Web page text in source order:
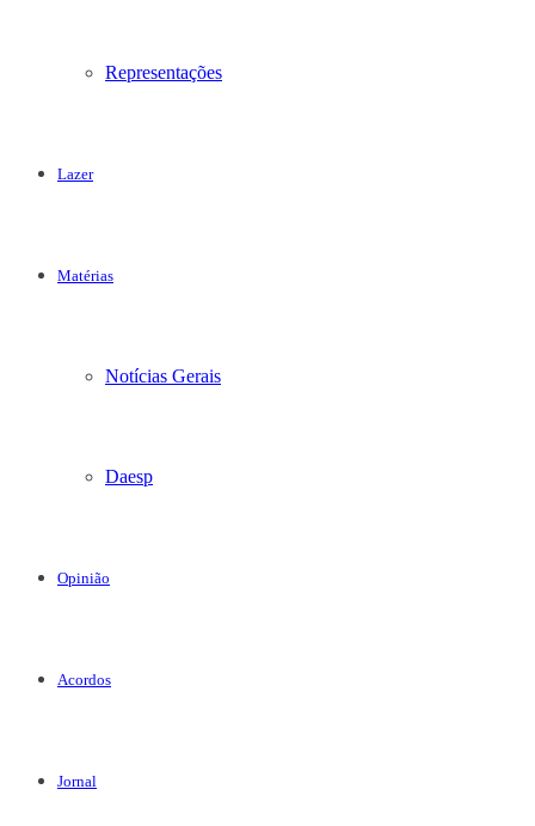
Representações
Lazer
Matérias
Notícias Gerais
Daesp
Opinião
Acordos
Jornal